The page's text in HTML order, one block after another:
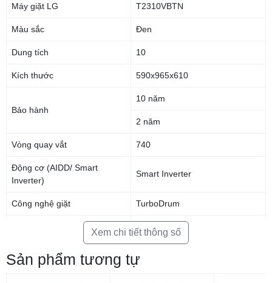
Được thiết kế để có trải nghiệm giặt ủi tốt
Máy giặt LG T2310VBTN
Màu sắc Đen
Dung tích 10
Kích thước 590x965x610
Bảo hành
10 năm
2 năm
Vòng quay vắt 740
Động cơ (AIDD/ Smart
Inverter)
Smart Inverter
Công nghệ giặt TurboDrum
Lồng giặt thép không gỉ hoàn
Wifi
Xem chi tiết thông số
Sản phẩm tương tự